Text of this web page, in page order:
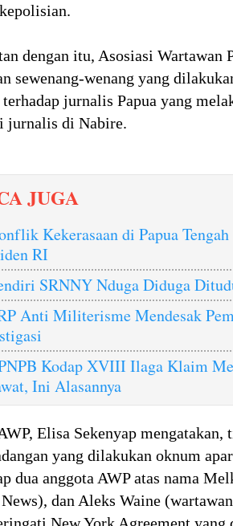
dengan itu, Asosiasi Wartawan
sewenang-wenang yang
jurnalis Papua yang
jurnalis di Nabire.
JUGA
Kekerasaan di Papua
RI
SRNNY Nduga Diduga
Anti Militerisme Mendesak
Kodap XVIII Ilaga Klaim
Ini Alasannya
Elisa Sekenyap mengatakan,
yang dilakukan oknum
dua anggota AWP atas nama
dan Aleks Waine